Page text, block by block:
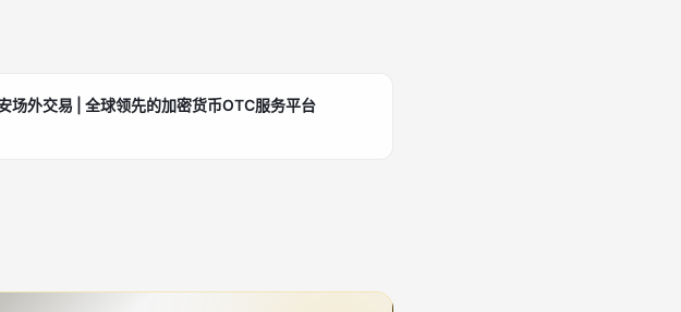
场外交易 | 全球领先的加密货币OTC服务平台